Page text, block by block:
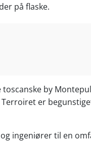
på flaske.
by
er
ingeniører til en